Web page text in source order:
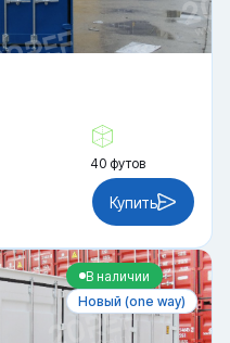
40 футов
Купить
В наличии
Новый (one way)